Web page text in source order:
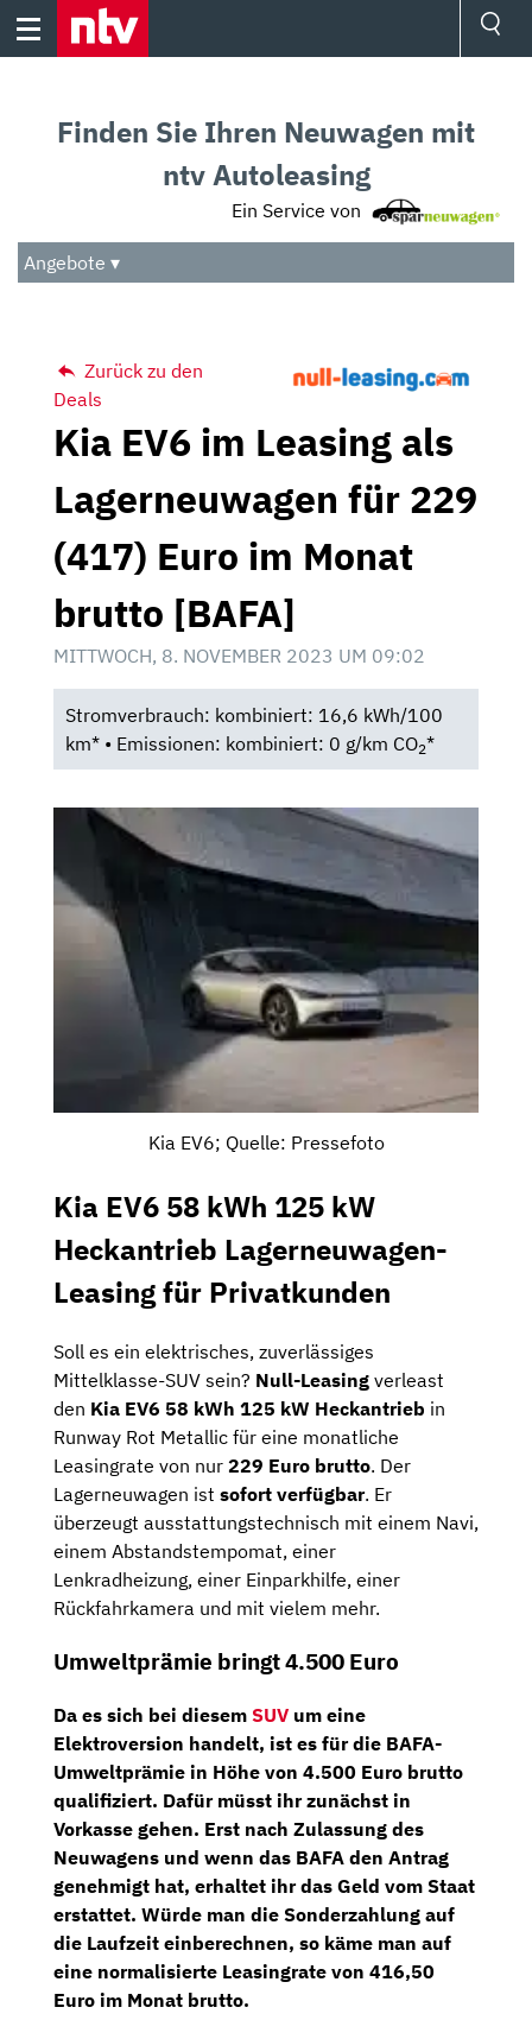
Skip
Audio
Das Beste
Finden Sie Ihren Neuwagen mit
ntv Autoleasing
Ein Service von
Angebote ▾
Zurück zu den
Deals
Kia EV6 im Leasing als
Lagerneuwagen für 229
(417) Euro im Monat
brutto [BAFA]
MITTWOCH, 8. NOVEMBER 2023 UM 09:02
Stromverbrauch: kombiniert: 16,6 kWh/100
km* • Emissionen: kombiniert: 0 g/km CO2*
Kia EV6; Quelle: Pressefoto
Kia EV6 58 kWh 125 kW
Heckantrieb Lagerneuwagen-
Leasing für Privatkunden
Soll es ein elektrisches, zuverlässiges
Mittelklasse-SUV sein? Null-Leasing verleast
den Kia EV6 58 kWh 125 kW Heckantrieb in
Runway Rot Metallic für eine monatliche
Leasingrate von nur 229 Euro brutto. Der
Lagerneuwagen ist sofort verfügbar. Er
überzeugt ausstattungstechnisch mit einem Navi,
einem Abstandstempomat, einer
Lenkradheizung, einer Einparkhilfe, einer
Rückfahrkamera und mit vielem mehr.
Umweltprämie bringt 4.500 Euro
Da es sich bei diesem SUV um eine
Elektroversion handelt, ist es für die BAFA-
Umweltprämie in Höhe von 4.500 Euro brutto
qualifiziert. Dafür müsst ihr zunächst in
Vorkasse gehen. Erst nach Zulassung des
Neuwagens und wenn das BAFA den Antrag
genehmigt hat, erhaltet ihr das Geld vom Staat
erstattet. Würde man die Sonderzahlung auf
die Laufzeit einberechnen, so käme man auf
eine normalisierte Leasingrate von 416,50
Euro im Monat brutto.